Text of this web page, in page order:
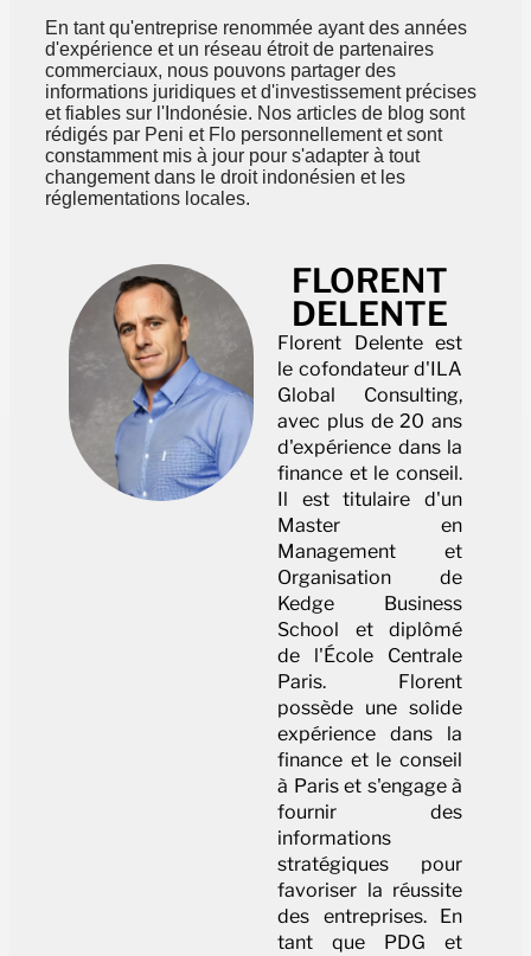
En tant qu'entreprise renommée ayant des années
d'expérience et un réseau étroit de partenaires
commerciaux, nous pouvons partager des
informations juridiques et d'investissement précises
et fiables sur l'Indonésie. Nos articles de blog sont
rédigés par Peni et Flo personnellement et sont
constamment mis à jour pour s'adapter à tout
changement dans le droit indonésien et les
réglementations locales.
FLORENT
DELENTE
Florent Delente est
le cofondateur d'ILA
Global Consulting,
avec plus de 20 ans
d'expérience dans la
finance et le conseil.
Il est titulaire d'un
Master en
Management et
Organisation de
Kedge Business
School et diplômé
de l'École Centrale
Paris. Florent
possède une solide
expérience dans la
finance et le conseil
à Paris et s'engage à
fournir des
informations
stratégiques pour
favoriser la réussite
des entreprises. En
tant que PDG et